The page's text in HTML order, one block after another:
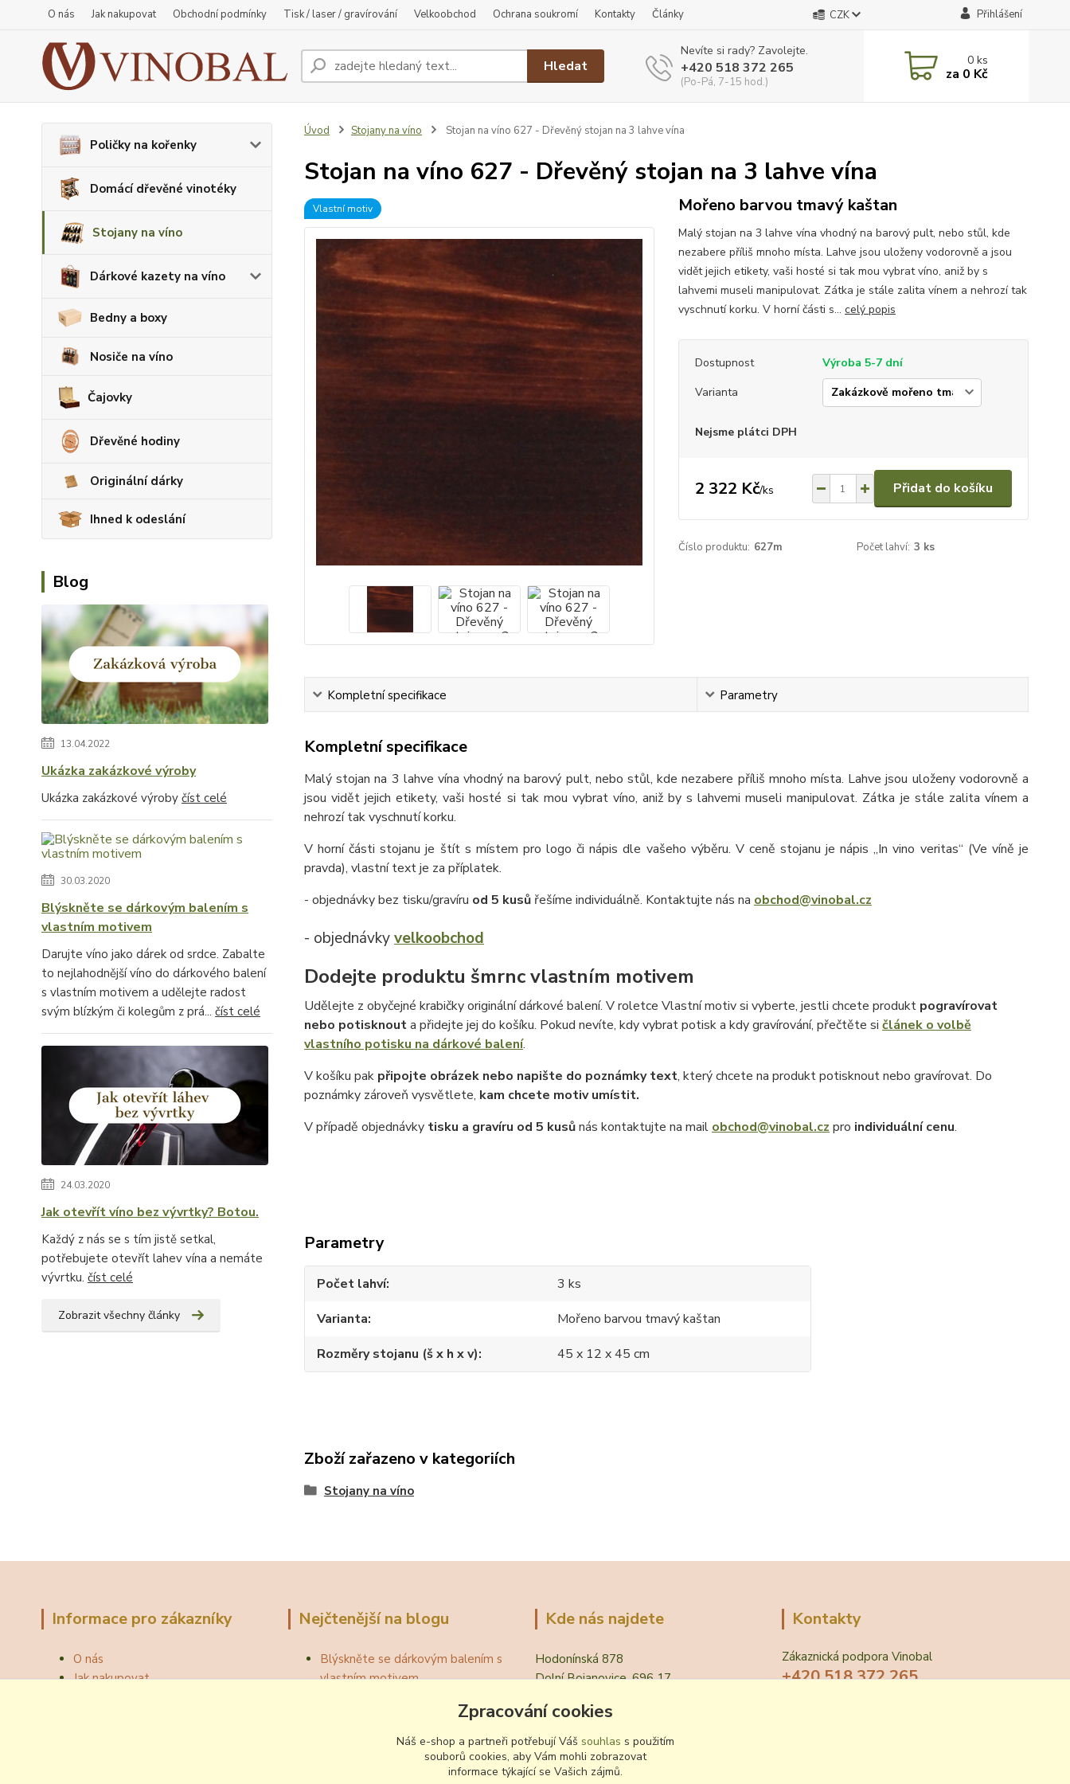
O nás Jak nakupovat Obchodní podmínky Tisk / laser / gravírování Velkoobchod Ochrana soukromí Kontakty Články CZK Přihlášení
Hledat
Nevíte si rady? Zavolejte.
+420 518 372 265
(Po-Pá, 7-15 hod.)
0ks
za 0 Kč
Poličky na kořenky
Domácí dřevěné vinotéky
Stojany na víno
Dárkové kazety na víno
Bedny a boxy
Nosiče na víno
Čajovky
Dřevěné hodiny
Originální dárky
Ihned k odeslání
Blog
13.04.2022
Ukázka zakázkové výroby
Ukázka zakázkové výroby číst celé
30.03.2020
Blýskněte se dárkovým balením s
vlastním motivem
Darujte víno jako dárek od srdce. Zabalte
to nejlahodnější víno do dárkového balení
s vlastním motivem a udělejte radost
svým blízkým či kolegům z prá... číst celé
24.03.2020
Jak otevřít víno bez vývrtky? Botou.
Každý z nás se s tím jistě setkal,
potřebujete otevřít lahev vína a nemáte
vývrtku. číst celé
Zobrazit všechny články
Úvod Stojany na víno Stojan na víno 627 - Dřevěný stojan na 3 lahve vína
Stojan na víno 627 - Dřevěný stojan na 3 lahve vína
Vlastní motiv Mořeno barvou tmavý kaštan
Malý stojan na 3 lahve vína vhodný na barový pult, nebo stůl, kde
nezabere příliš mnoho místa. Lahve jsou uloženy vodorovně a jsou
vidět jejich etikety, vaši hosté si tak mou vybrat víno, aniž by s
lahvemi museli manipulovat. Zátka je stále zalita vínem a nehrozí tak
vyschnutí korku. V horní části s... celý popis
Dostupnost
Výroba 5-7 dní
Varianta
Nejsme plátci DPH
2 322 Kč/ks Přidat do košíku
Číslo produktu: 627m Počet lahví: 3 ks
Kompletní specifikace Parametry
Kompletní specifikace
Malý stojan na 3 lahve vína vhodný na barový pult, nebo stůl, kde nezabere příliš mnoho místa. Lahve jsou uloženy vodorovně a
jsou vidět jejich etikety, vaši hosté si tak mou vybrat víno, aniž by s lahvemi museli manipulovat. Zátka je stále zalita vínem a
nehrozí tak vyschnutí korku.
V horní části stojanu je štít s místem pro logo či nápis dle vašeho výběru. V ceně stojanu je nápis „In vino veritas“ (Ve víně je
pravda), vlastní text je za příplatek.
- objednávky bez tisku/gravíru od 5 kusůřešíme individuálně. Kontaktujte nás na obchod@vinobal.cz
- objednávkyvelkoobchod
Dodejte produktu šmrnc vlastním motivem
Udělejte z obyčejné krabičky originální dárkové balení. V roletce Vlastní motiv si vyberte, jestli chcete produkt pogravírovat
nebo potisknouta přidejte jej do košíku. Pokud nevíte, kdy vybrat potisk a kdy gravírování, přečtěte si článek o volbě
vlastního potisku na dárkové balení.
V košíku pak připojte obrázek nebo napište do poznámky text, který chcete na produkt potisknout nebo gravírovat. Do
poznámky zároveň vysvětlete, kam chcete motiv umístit.
V případě objednávky tisku a gravíru od 5 kusůnás kontaktujte na mail obchod@vinobal.cz pro individuální cenu.
Parametry
Počet lahví
3 ks
Varianta
Mořeno barvou tmavý kaštan
Rozměry stojanu (š x h x v)
45 x 12 x 45 cm
Zboží zařazeno v kategoriích
Stojany na víno
Informace pro zákazníky
O nás
Jak nakupovat
Nejčtenější na blogu
Blýskněte se dárkovým balením s
vlastním motivem
Jak otevřít víno bez vývrtky?
Národní zvyklosti pití vína
Odzátkování a nalévání vína
Kde nás najdete
Hodonínská 878
Dolní Bojanovice, 696 17
Kontakty
Zákaznická podpora Vinobal
+420 518 372 265
Zpracování cookies
Náš e-shop a partneři potřebují Váš souhlas s použitím
souborů cookies, aby Vám mohli zobrazovat
informace týkající se Vašich zájmů.